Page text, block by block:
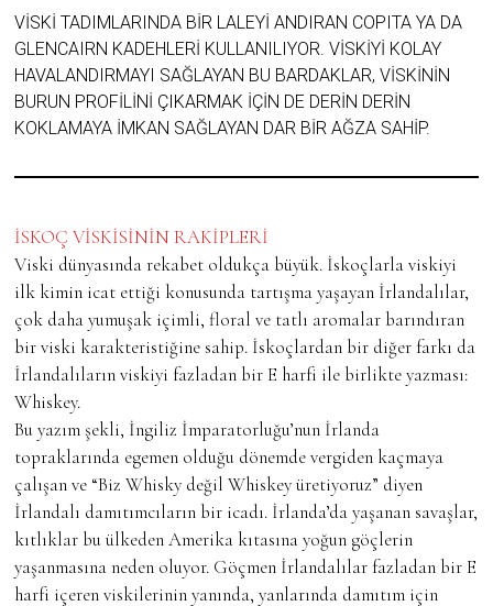
VISKI TADIMLARINDA BIR LALEYI ANDIRAN COPITA YA DA
GLENCAIRN KADEHLERI KULLANILIYOR. VISKIYI KOLAY
HAVALANDIRMAYI SAĞLAYAN BU BARDAKLAR, VISKININ
BURUN PROFILINI ÇIKARMAK IÇIN DE DERIN DERIN
KOKLAMAYA IMKAN SAĞLAYAN DAR BIR AĞZA SAHIP.
İSKOÇ VİSKİSİNİN RAKİPLERİ
Viski dünyasında rekabet oldukça büyük. İskoçlarla viskiyi
ilk kimin icat ettiği konusunda tartışma yaşayan İrlandalılar,
çok daha yumuşak içimli, floral ve tatlı aromalar barındıran
bir viski karakteristiğine sahip. İskoçlardan bir diğer farkı da
İrlandalıların viskiyi fazladan bir E harfi ile birlikte yazması:
Whiskey.
Bu yazım şekli, İngiliz İmparatorluğu’nun İrlanda
topraklarında egemen olduğu dönemde vergiden kaçmaya
çalışan ve “Biz Whisky değil Whiskey üretiyoruz” diyen
İrlandalı damıtımcıların bir icadı. İrlanda’da yaşanan savaşlar,
kıtlıklar bu ülkeden Amerika kıtasına yoğun göçlerin
yaşanmasına neden oluyor. Göçmen İrlandalılar fazladan bir E
harfi içeren viskilerinin yanında, yanlarında damıtım için